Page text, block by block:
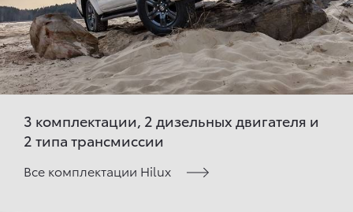
3 комплектации, 2 дизельных двигателя и
2 типа трансмиссии
Все комплектации Hilux